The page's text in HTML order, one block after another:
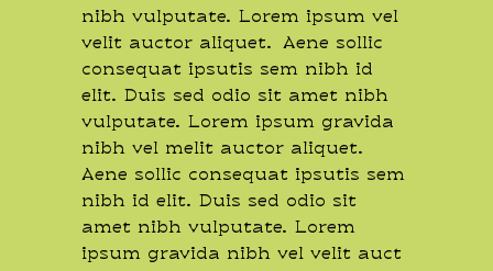
nibh vulputate. Lorem ipsum vel
velit auctor aliquet. Aene sollic
consequat ipsutis sem nibh id
elit. Duis sed odio sit amet nibh
vulputate. Lorem ipsum gravida
nibh vel melit auctor aliquet.
Aene sollic consequat ipsutis sem
nibh id elit. Duis sed odio sit
amet nibh vulputate. Lorem
ipsum gravida nibh vel velit auct